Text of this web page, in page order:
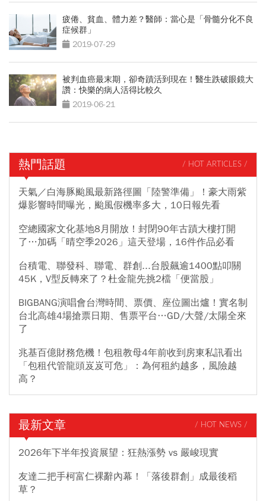
疲倦、貧血、體力差？醫師：當心是「骨髓分化不良
症候群」
2019-07-29
被判血癌最末期，卻奇蹟活到現在！醫生跌破眼鏡大
讚：快樂的病人活得比較久
2019-06-21
熱門話題 / HOT ARTICLES /
天氣／白海豚颱風最新路徑圖「陸警準備」！豪大雨紫
爆影響時間曝光，颱風假機率多大，10日報先看
空總國家文化基地8月開放！封閉90年古蹟大樓打開
了…加碼「晴空季2026」這天登場，16件作品必看
台積電、聯發科、聯電、群創...台股飆逾1400點叩關
45K，V型反轉來了？杜金龍先挑2檔「便當股」
BIGBANG演唱會台灣時間、票價、座位圖出爐！實名制
台北高雄4場搶票日期、售票平台…GD/大聲/太陽全來
了
兆基百億財務危機！包租教母4年前收到房東私訊看出
「包租代管龍頭岌岌可危」：為何租約越多，風險越
高？
最新文章 / HOT NEWS /
2026年下半年投資展望：狂熱漲勢 vs 嚴峻現實
友達二把手柯富仁裸辭內幕！「落後群創」成最後稻
草？